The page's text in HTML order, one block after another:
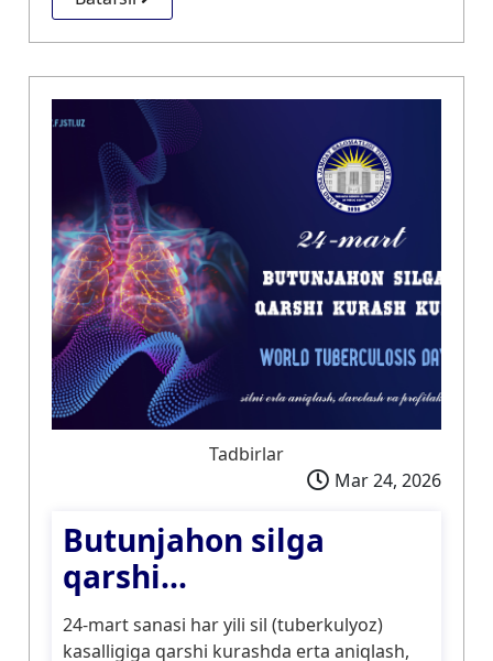
Tadbirlar
Mar 24, 2026
Butunjahon silga
qarshi...
24-mart sanasi har yili sil (tuberkulyoz)
kasalligiga qarshi kurashda erta aniqlash,